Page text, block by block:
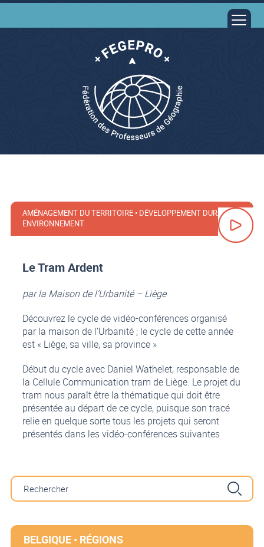
AMÉNAGEMENT DU TERRITOIRE • DÉVELOPPEMENT DURABLE •
ENVIRONNEMENT
Le Tram Ardent
par la Maison de l’Urbanité – Liège
Découvrez le cycle de vidéo-conférences organisé
par la maison de l’Urbanité ; le cycle de cette année
est « Liège, sa ville, sa province »
Début du cycle avec Daniel Wathelet, responsable de
la Cellule Communication tram de Liège. Le projet du
tram nous paraît être la thématique qui doit être
présentée au départ de ce cycle, puisque son tracé
relie en quelque sorte tous les projets qui seront
présentés dans les vidéo-conférences suivantes
BELGIQUE • RÉGIONS